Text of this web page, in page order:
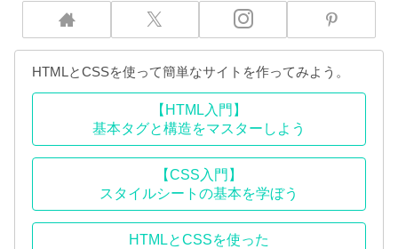
HTMLとCSSを使って簡単なサイトを作ってみよう。
【HTML入門】
基本タグと構造をマスターしよう
【CSS入門】
スタイルシートの基本を学ぼう
HTMLとCSSを使った